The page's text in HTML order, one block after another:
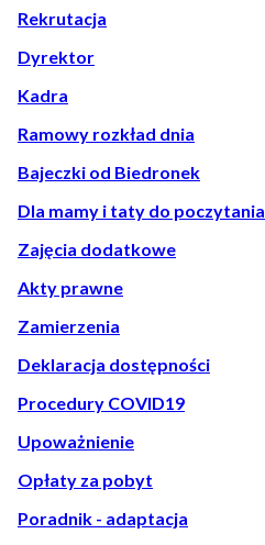
Rekrutacja
Dyrektor
Kadra
Ramowy rozkład dnia
Bajeczki od Biedronek
Dla mamy i taty do poczytania
Zajęcia dodatkowe
Akty prawne
Zamierzenia
Deklaracja dostępności
Procedury COVID19
Upoważnienie
Opłaty za pobyt
Poradnik - adaptacja